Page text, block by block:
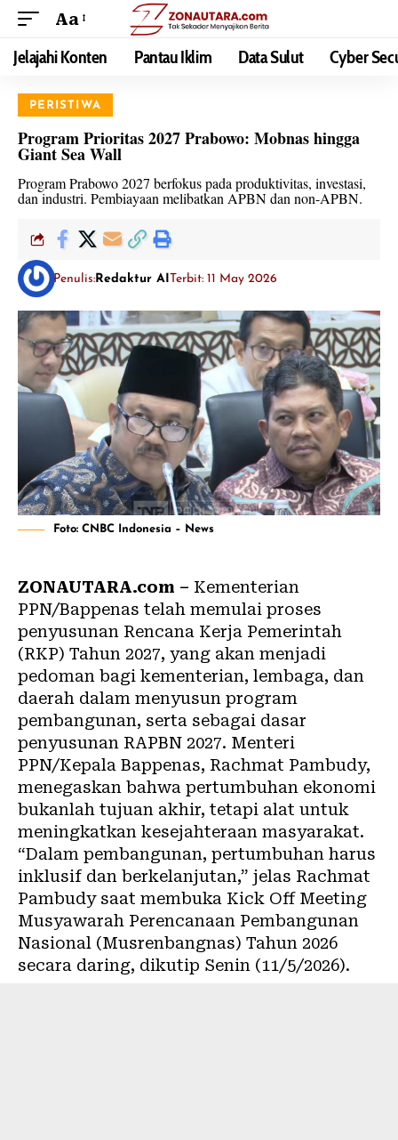
Aa
Jelajahi Konten Pantau Iklim Data Sulut Cyber
PERISTIWA
Program Prioritas 2027 Prabowo: Mobnas hingga
Giant Sea Wall
Program Prabowo 2027 berfokus pada produktivitas, investasi,
dan industri. Pembiayaan melibatkan APBN dan non-APBN.
Penulis: Redaktur AITerbit: 11 May 2026
Foto: CNBC Indonesia – News
ZONAUTARA.com – Kementerian
PPN/Bappenas telah memulai proses
penyusunan Rencana Kerja Pemerintah
(RKP) Tahun 2027, yang akan menjadi
pedoman bagi kementerian, lembaga, dan
daerah dalam menyusun program
pembangunan, serta sebagai dasar
penyusunan RAPBN 2027. Menteri
PPN/Kepala Bappenas, Rachmat Pambudy,
menegaskan bahwa pertumbuhan ekonomi
bukanlah tujuan akhir, tetapi alat untuk
meningkatkan kesejahteraan masyarakat.
“Dalam pembangunan, pertumbuhan harus
inklusif dan berkelanjutan,” jelas Rachmat
Pambudy saat membuka Kick Off Meeting
Musyawarah Perencanaan Pembangunan
Nasional (Musrenbangnas) Tahun 2026
secara daring, dikutip Senin (11/5/2026).